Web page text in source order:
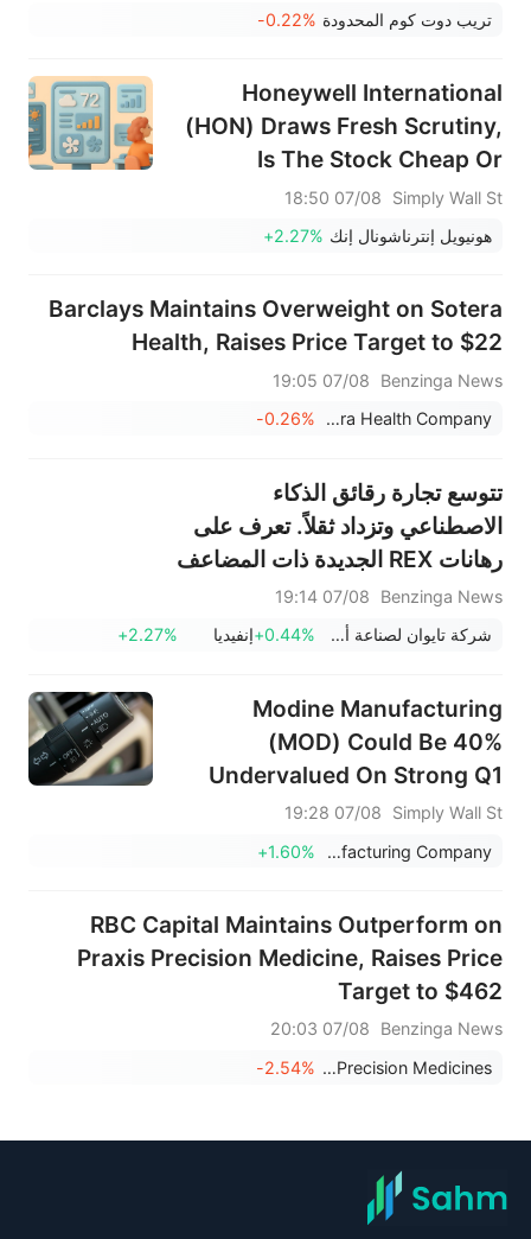
تريب دوت كوم المحدودة -0.22%
Honeywell International
(HON) Draws Fresh Scrutiny,
Is The Stock Cheap Or
Pricey?
Simply Wall St
07/08 18:50
هونيويل إنترناشونال إنك +2.27%
Barclays Maintains Overweight on Sotera
Health, Raises Price Target to $22
Benzinga News
07/08 19:05
Sotera Health Company
-0.26%
تتوسع تجارة رقائق الذكاء
الاصطناعي وتزداد ثقلاً. تعرف على
رهانات REX الجديدة ذات المضاعف
الثلاثي.
Benzinga News
07/08 19:14
شركة تايوان لصناعة أشباه الموصلات المحدودة
+0.44%إنفيديا +2.27%
Modine Manufacturing
(MOD) Could Be 40%
Undervalued On Strong Q1
Results And 2027 Guidance
Simply Wall St
07/08 19:28
Modine Manufacturing Company
+1.60%
RBC Capital Maintains Outperform on
Praxis Precision Medicine, Raises Price
Target to $462
Benzinga News
07/08 20:03
Praxis Precision Medicines
-2.54%